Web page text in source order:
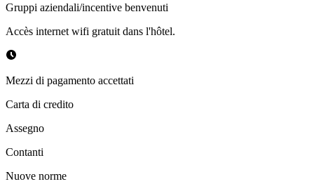
Gruppi aziendali/incentive benvenuti
Accès internet wifi gratuit dans l'hôtel.
Mezzi di pagamento accettati
Carta di credito
Assegno
Contanti
Nuove norme